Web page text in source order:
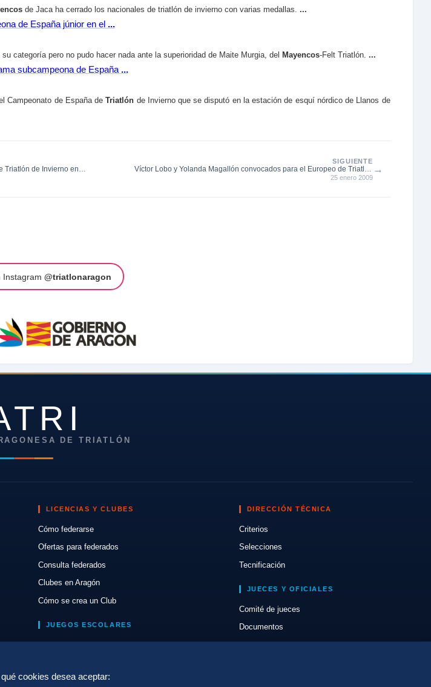
de Jaca ha cerrado los nacionales de triatlón de invierno con varias medallas. ...
de España júnior en el ...
categoría pero no pudo hacer nada ante la superioridad de Maite Murgia, del Mayencos-Felt Triatlón. ...
subcampeona de España ...
Campeonato de España deTriatlón de Invierno que se disputó en la estación de esquí nórdico de Llanos de
Triatlón de Invierno en
SIGUIENTE
Víctor Lobo y Yolanda Magallón convocados para el Europeo de Triatlón
de Inviern...
25 enero 2009
→
Instagram @triatlonaragon
DE TRIATLÓN
LICENCIAS Y CLUBES
Cómo federarse
Ofertas para federados
Consulta federados
Clubes en Aragón
Cómo se crea un Club
JUEGOS ESCOLARES
DIRECCIÓN TÉCNICA
Criterios
Selecciones
Tecnificación
JUECES Y OFICIALES
Comité de jueces
Documentos
cookies desea aceptar: